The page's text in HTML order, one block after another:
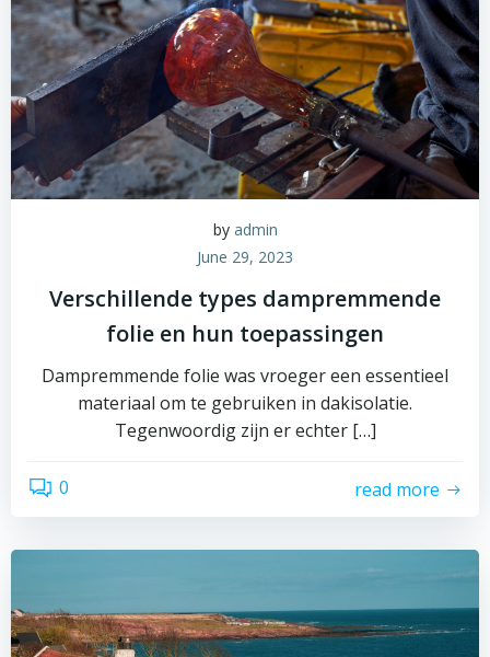
by admin
June 29, 2023
Verschillende types dampremmende
folie en hun toepassingen
Dampremmende folie was vroeger een essentieel
materiaal om te gebruiken in dakisolatie.
Tegenwoordig zijn er echter […]
0 read more